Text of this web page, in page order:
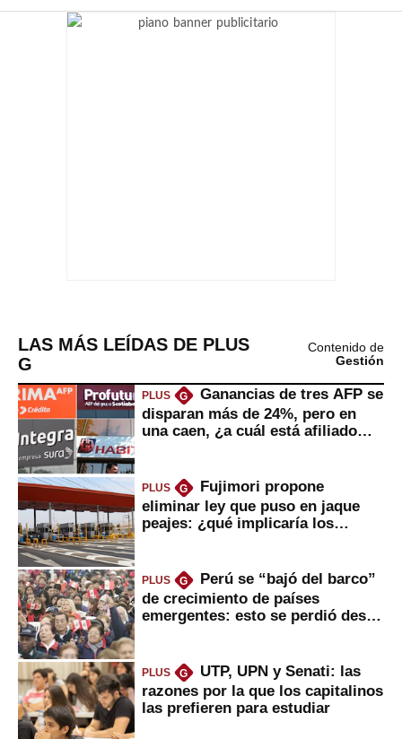
LAS MÁS LEÍDAS DE PLUS
G
Contenido de
Gestión
PLUS G
Ganancias de tres AFP se
disparan más de 24%, pero en
una caen, ¿a cuál está afiliado
PLUS G
Fujimori propone
eliminar ley que puso en jaque
peajes: ¿qué implicaría los
PLUS G
Perú se “bajó del barco”
de crecimiento de países
emergentes: esto se perdió desde
PLUS G
UTP, UPN y Senati: las
razones por la que los capitalinos
las prefieren para estudiar